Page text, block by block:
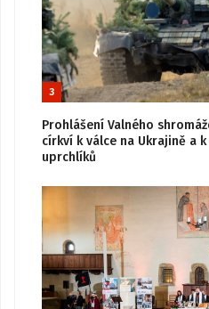
3
Prohlášení Valného
církví k válce na Ukrajině a
uprchlíků